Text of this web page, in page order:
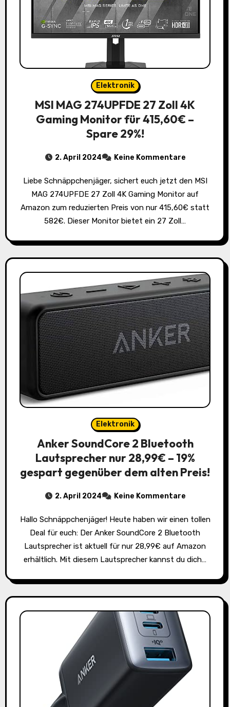
Elektronik
MSI MAG 274UPFDE 27 Zoll 4K
Gaming Monitor für 415,60€ –
Spare 29%!
2. April 2024 Keine Kommentare
Liebe Schnäppchenjäger, sichert euch jetzt den MSI
MAG 274UPFDE 27 Zoll 4K Gaming Monitor auf
Amazon zum reduzierten Preis von nur 415,60€ statt
582€. Dieser Monitor bietet ein 27 Zoll…
Elektronik
Anker SoundCore 2 Bluetooth
Lautsprecher nur 28,99€ – 19%
gespart gegenüber dem alten Preis!
2. April 2024 Keine Kommentare
Hallo Schnäppchenjäger! Heute haben wir einen tollen
Deal für euch: Der Anker SoundCore 2 Bluetooth
Lautsprecher ist aktuell für nur 28,99€ auf Amazon
erhältlich. Mit diesem Lautsprecher kannst du dich…